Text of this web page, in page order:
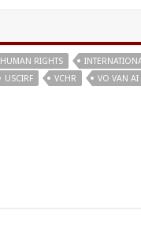
HUMAN RIGHTS
USCIRF VCHR VO VAN AI